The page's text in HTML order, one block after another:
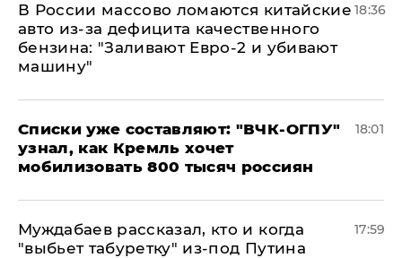
В России массово ломаются китайские
авто из-за дефицита качественного
бензина: "Заливают Евро-2 и убивают
машину"
18:36
Списки уже составляют: "ВЧК-ОГПУ"
узнал, как Кремль хочет
мобилизовать 800 тысяч россиян
18:01
Муждабаев рассказал, кто и когда
"выбьет табуретку" из-под Путина
17:59